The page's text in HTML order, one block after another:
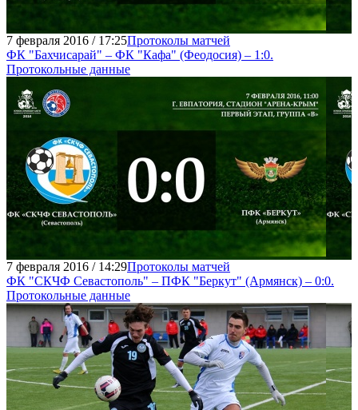
7 февраля 2016 / 17:25Протоколы матчей
ФК "Бахчисарай" – ФК "Кафа" (Феодосия) – 1:0.
Протокольные данные
7 февраля 2016 / 14:29Протоколы матчей
ФК "СКЧФ Севастополь" – ПФК "Беркут" (Армянск) – 0:0.
Протокольные данные